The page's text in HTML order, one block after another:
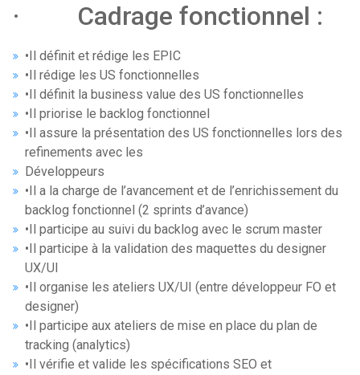
· Cadrage fonctionnel :
•Il définit et rédige les EPIC
•Il rédige les US fonctionnelles
•Il définit la business value des US fonctionnelles
•Il priorise le backlog fonctionnel
•Il assure la présentation des US fonctionnelles lors des
refinements avec les
Développeurs
•Il a la charge de l’avancement et de l’enrichissement du
backlog fonctionnel (2 sprints d’avance)
•Il participe au suivi du backlog avec le scrum master
•Il participe à la validation des maquettes du designer
UX/UI
•Il organise les ateliers UX/UI (entre développeur FO et
designer)
•Il participe aux ateliers de mise en place du plan de
tracking (analytics)
•Il vérifie et valide les spécifications SEO et